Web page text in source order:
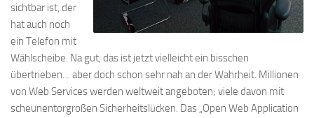
sichtbar ist, der
hat auch noch
ein Telefon mit
Wählscheibe. Na gut, das ist jetzt vielleicht ein bisschen
übertrieben… aber doch schon sehr nah an der Wahrheit. Millionen
von Web Services werden weltweit angeboten; viele davon mit
scheunentorgroßen Sicherheitslücken. Das „Open Web Application